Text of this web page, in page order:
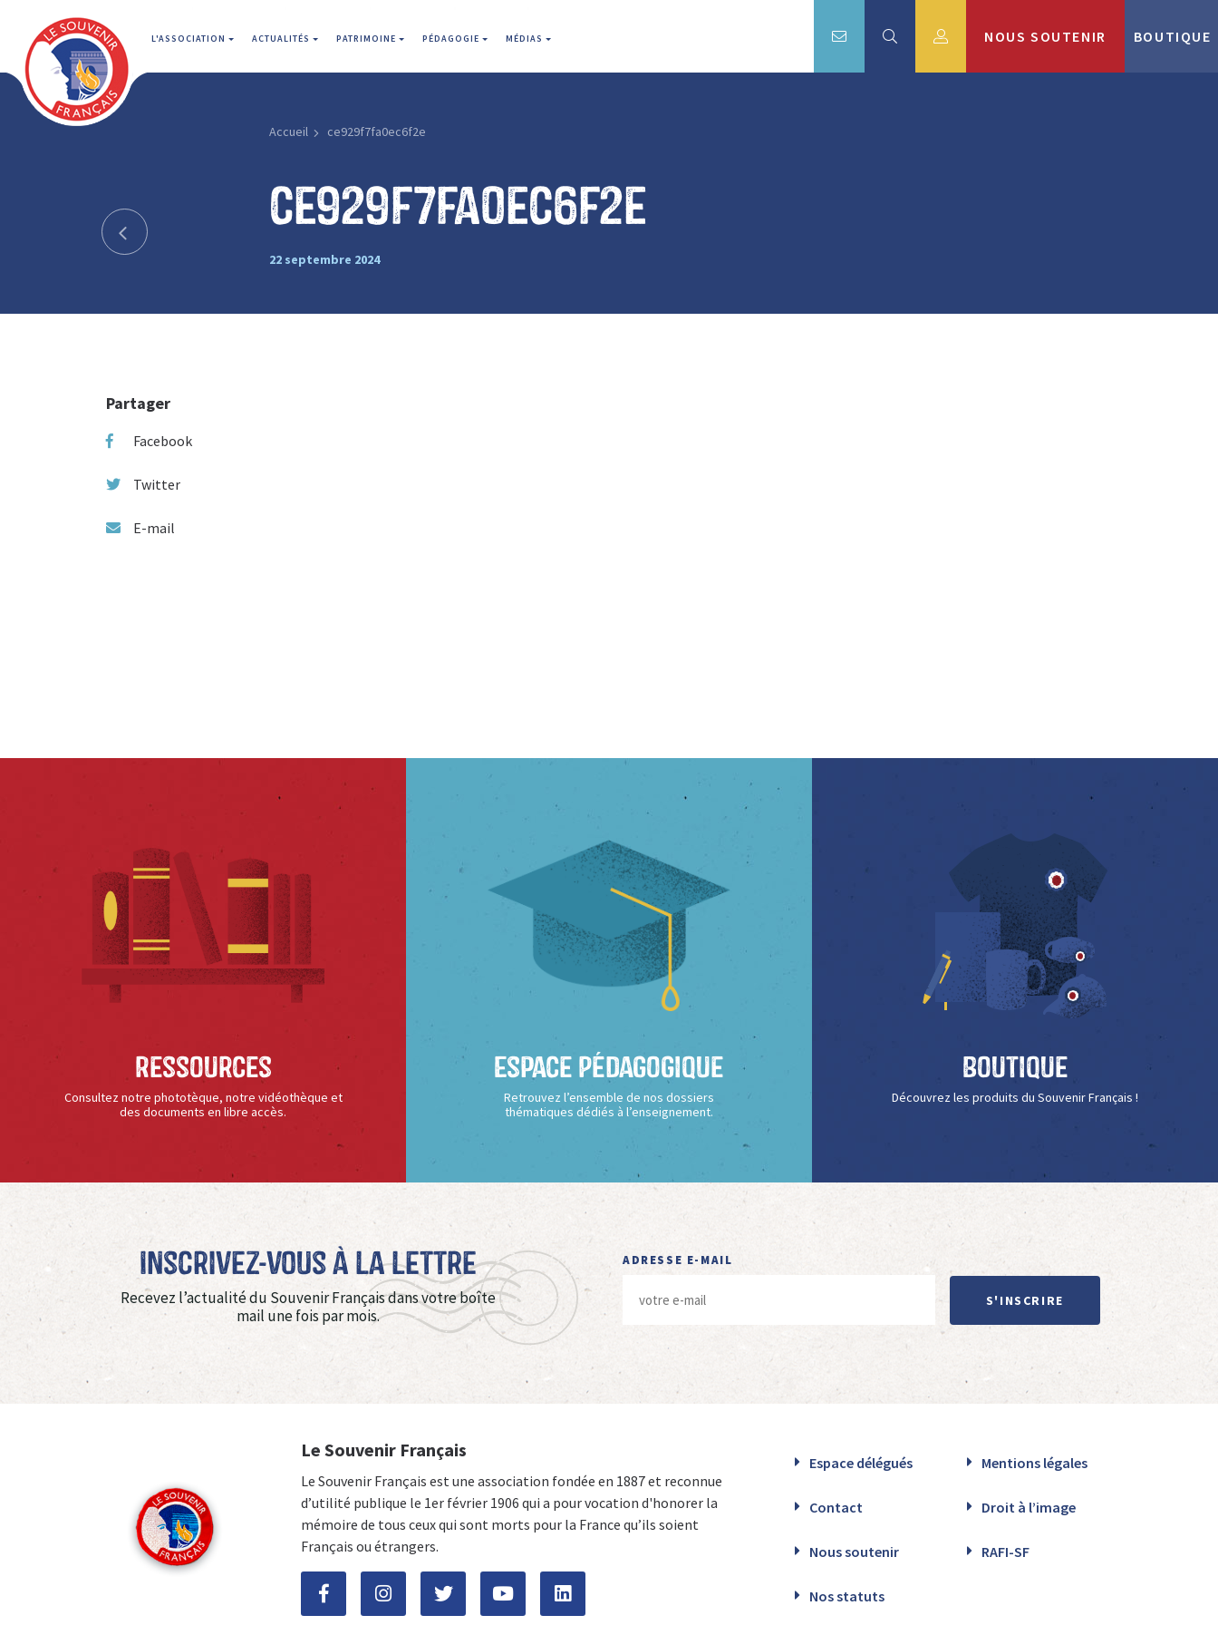
L'ASSOCIATION ACTUALITÉS PATRIMOINE PÉDAGOGIE MÉDIAS NOUS SOUTENIR BOUTIQUE
Accueil ce929f7fa0ec6f2e
ce929f7fa0ec6f2e
22 septembre 2024
Partager
Facebook
Twitter
E-mail
Ressources
Consultez notre phototèque, notre vidéothèque et
des documents en libre accès.
Espace Pédagogique
Retrouvez l’ensemble de nos dossiers
thématiques dédiés à l’enseignement.
Boutique
Découvrez les produits du Souvenir Français !
Inscrivez-vous à La Lettre
Recevez l’actualité du Souvenir Français dans votre boîte
mail une fois par mois.
ADRESSE E-MAIL
S'INSCRIRE
Le Souvenir Français
Le Souvenir Français est une association fondée en 1887 et reconnue
d’utilité publique le 1er février 1906 qui a pour vocation d'honorer la
mémoire de tous ceux qui sont morts pour la France qu’ils soient
Français ou étrangers.
Espace délégués Mentions légales
Contact Droit à l’image
Nous soutenir RAFI-SF
Nos statuts